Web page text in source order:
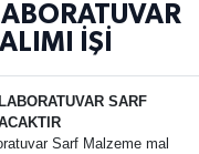
İŞİ
SARF
Sarf Malzeme mal